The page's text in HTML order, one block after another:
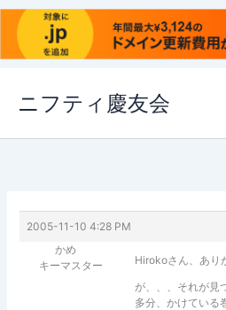
ス
ニフティ慶友会
2005-11-10 4:28 PM
かめ
キーマスター
Hirokoさん、あり
が、、、それが見
多分、かけている